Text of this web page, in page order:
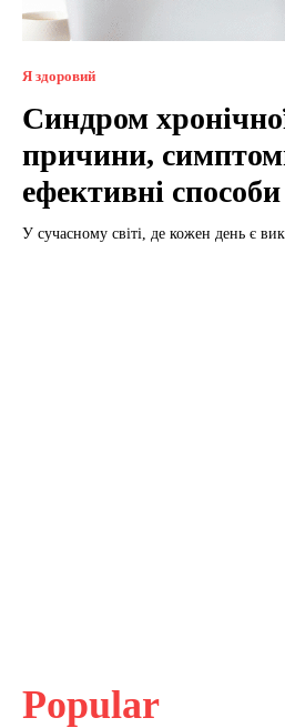
Я здоровий
Синдром
причини,
ефективні
У сучасному світі, де кожен день є
Popular